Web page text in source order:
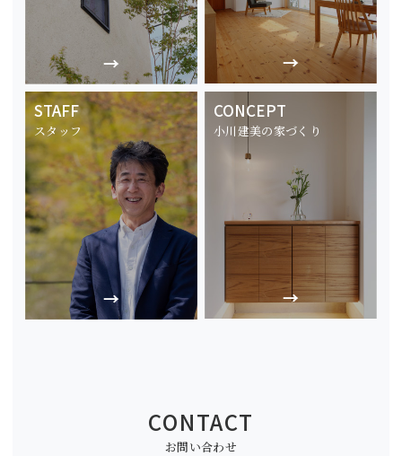
STAFF
スタッフ
CONCEPT
小川建美の家づくり
CONTACT
お問い合わせ